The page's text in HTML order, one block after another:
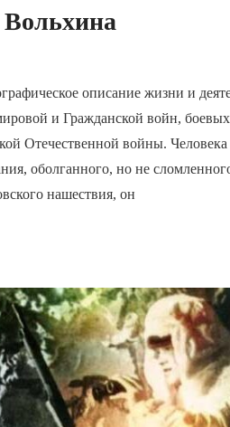
описание жизни и
и Гражданской войн,
Отечественной войны.
оболганного, но не
нашествия, он